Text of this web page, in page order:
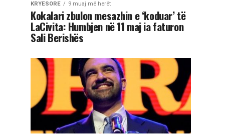
KRYESORE 9 muaj më herët
Kokalari zbulon mesazhin e ‘koduar’ të
LaCivita: Humbjen në 11 maj ia faturon
Sali Berishës